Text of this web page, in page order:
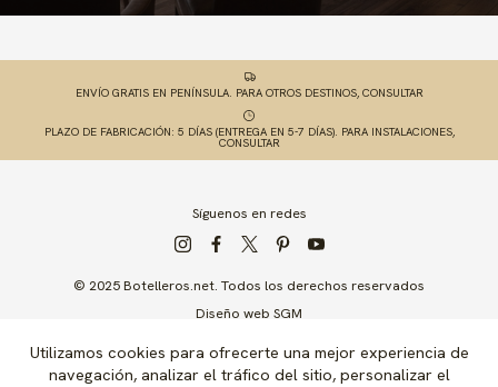
Utilizamos cookies para ofrecerte una mejor experiencia de
navegación, analizar el tráfico del sitio, personalizar el
ENVÍO GRATIS EN PENÍNSULA. PARA OTROS DESTINOS, CONSULTAR
PLAZO DE FABRICACIÓN: 5 DÍAS (ENTREGA EN 5-7 DÍAS). PARA INSTALACIONES,
CONSULTAR
Síguenos en redes
© 2025 Botelleros.net. Todos los derechos reservados
Diseño web SGM